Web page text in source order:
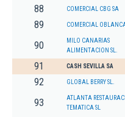
88 COMERCIAL CBG SA
89 COMERCIAL
90
MILO CANARIAS
ALIMENTACION SL.
91 CASH SEVILLA SA
92 GLOBAL BERRY SL.
93
ATLANTA
TEMATICA SL